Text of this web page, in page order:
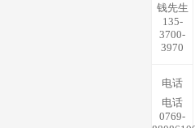
钱先生
135-
3700-
3970
电话
电话
0769-